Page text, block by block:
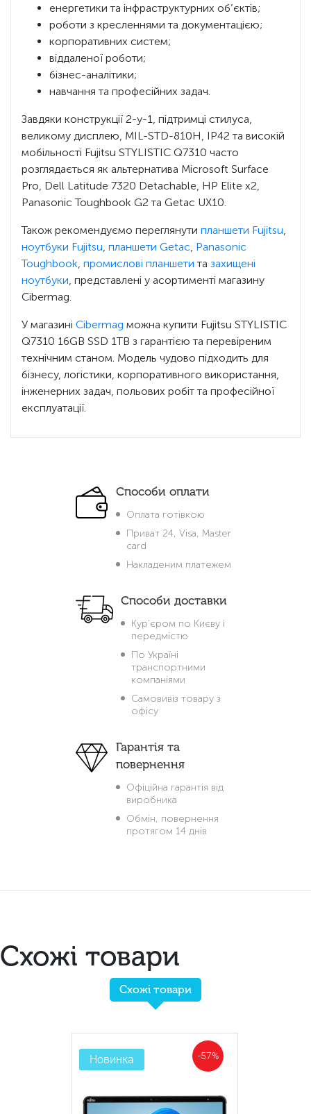
енергетики та інфраструктурних об’єктів;
роботи з кресленнями та документацією;
корпоративних систем;
віддаленої роботи;
бізнес-аналітики;
навчання та професійних задач.
Завдяки конструкції 2-у-1, підтримці стилуса,
великому дисплею, MIL-STD-810H, IP42 та високій
мобільності Fujitsu STYLISTIC Q7310 часто
розглядається як альтернатива Microsoft Surface
Pro, Dell Latitude 7320 Detachable, HP Elite x2,
Panasonic Toughbook G2 та Getac UX10.
Також рекомендуємо переглянути планшети Fujitsu
ноутбуки Fujitsu планшети Getac Panasonic
Toughbook промислові планшети та захищені
ноутбуки , представлені у асортименті магазину
Cibermag.
У магазині Cibermag можна купити Fujitsu STYLISTIC
Q7310 16GB SSD 1TB з гарантією та перевіреним
технічним станом. Модель чудово підходить для
бізнесу, логістики, корпоративного використання,
інженерних задач, польових робіт та професійної
експлуатації.
Способи оплати
Оплата готівкою
Приват 24, Visa, Master
card
Накладеним платежем
Способи доставки
Кур'єром по Києву і
передмістю
По Україні
транспортними
компаніями
Самовивіз товару з
офісу
Гарантія та
повернення
Офіційна гарантія від
виробника
Обмін, повернення
протягом 14 днів
Схожі товари
Схожі товари
-57%
Новинка